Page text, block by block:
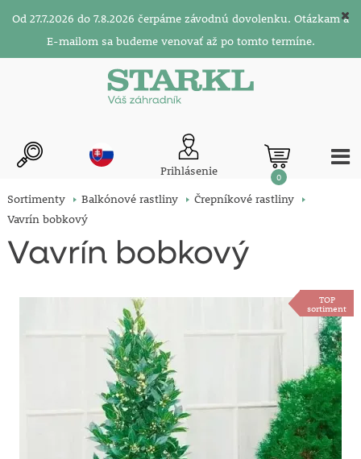
Od 27.7.2026 do 7.8.2026 čerpáme závodnú dovolenku. Otázkam a
E-mailom sa budeme venovať až po tomto termíne.
Prihlásenie 0
Sortimenty Balkónové rastliny
Črepníkové rastliny
Vavrín bobkový
Vavrín bobkový
TOP
sortiment